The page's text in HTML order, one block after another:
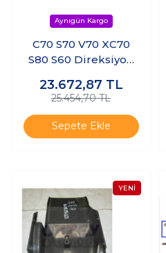
C70 S70 V70 XC70
S80 S60 Direksiyon
23.672,87 TL
25.454,70 TL
Sepete Ekle